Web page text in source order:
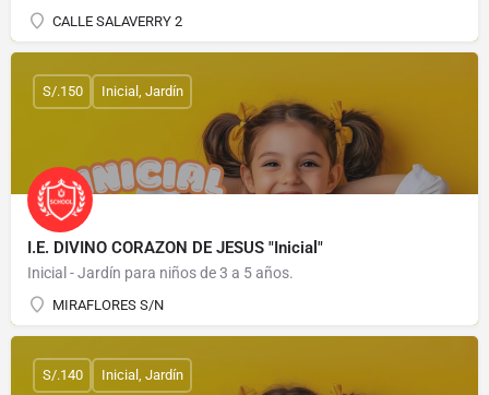
CALLE SALAVERRY 2
I.E. DIVINO CORAZON DE JESUS "Inicial"
Inicial - Jardín para niños de 3 a 5 años.
MIRAFLORES S/N
S/.150 Inicial, Jardín
S/.140 Inicial, Jardín